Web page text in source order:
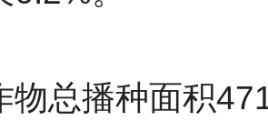
物总播种面积